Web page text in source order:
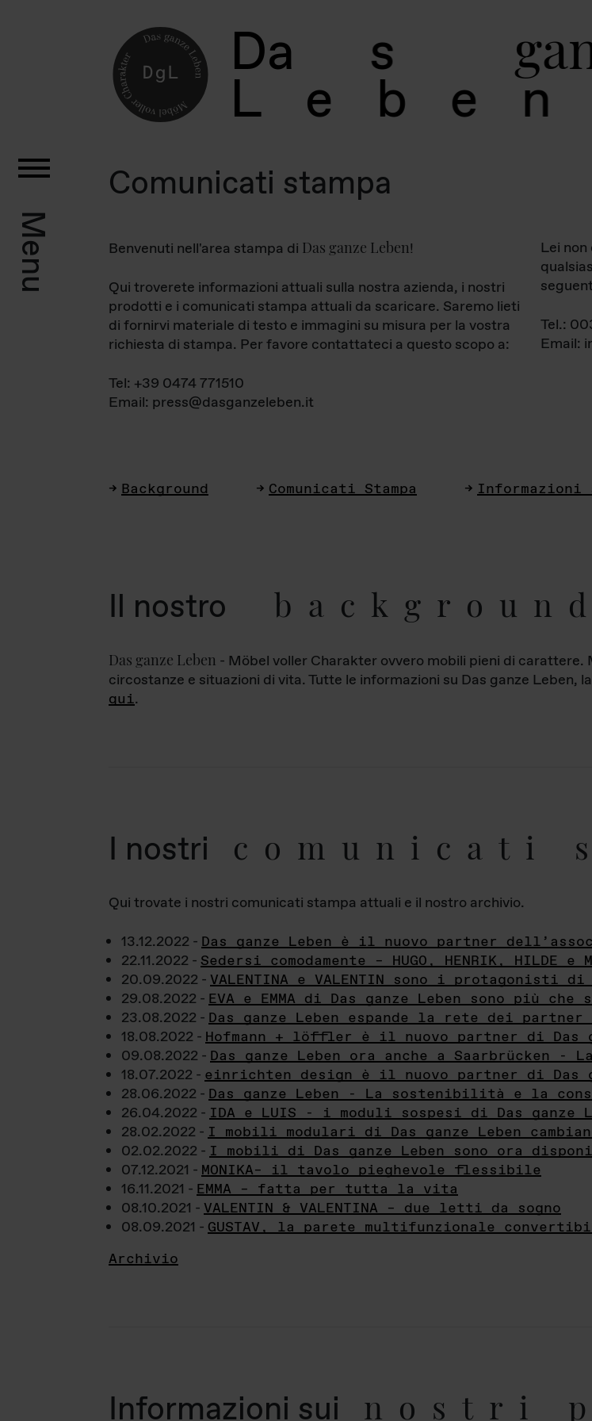
Da s g
L e b e
Menu
Comunicati stampa
Benvenuti nell'area stampa di Das ganze Leben!
Qui troverete informazioni attuali sulla nostra azienda, i nostri
prodotti e i comunicati stampa attuali da scaricare. Saremo lieti
di fornirvi materiale di testo e immagini su misura per la vostra
richiesta di stampa. Per favore contattateci a questo scopo a:
Tel: +39 0474 771510
Email: press@dasganzeleben.it
Lei
Tel.:
Email:
Background Comunicati Stampa
Il nostro background
Das ganze Leben - Möbel voller Charakter ovvero mobili pieni di
circostanze e situazioni di vita. Tutte le informazioni su Das ganze
qui.
I nostri comunicati
Qui trovate i nostri comunicati stampa attuali e il nostro archivio.
13.12.2022 - Das ganze Leben è il nuovo partner
22.11.2022 - Sedersi comodamente – HUGO, HENRIK, HILDE e
20.09.2022 - VALENTINA e VALENTIN sono i protagonisti
29.08.2022 - EVA e EMMA di Das ganze Leben sono più
23.08.2022 - Das ganze Leben espande la rete dei
18.08.2022 - Hofmann + löffler è il nuovo partner di Das
09.08.2022 - Das ganze Leben ora anche a Saarbrücken -
18.07.2022 - einrichten design è il nuovo partner di Das
28.06.2022 - Das ganze Leben - La sostenibilità e la
26.04.2022 - IDA e LUIS - i moduli sospesi di Das ganze
28.02.2022 - I mobili modulari di Das ganze Leben
02.02.2022 - I mobili di Das ganze Leben sono ora
07.12.2021 - MONIKA– il tavolo pieghevole flessibile
16.11.2021 - EMMA – fatta per tutta la vita
08.10.2021 - VALENTIN & VALENTINA – due letti da sogno
08.09.2021 - GUSTAV, la parete multifunzionale
Archivio
Informazioni sui nostri